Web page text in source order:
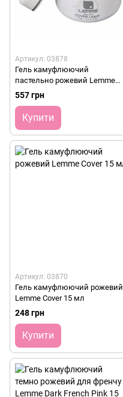
Артикул: 03878
Гель камуфлюючий
пастельно рожевий Lemme
Cover Light 50 мл
557 грн
Купити
Артикул: 03870
Гель камуфлюючий рожевий
Lemme Cover 15 мл
248 грн
Купити